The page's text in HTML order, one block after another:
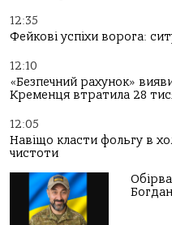
12:35
Фейкові успіхи ворога:
12:10
«Безпечний рахунок»
Кременця втратила 28
12:05
Навіщо класти фольгу в
чистоти